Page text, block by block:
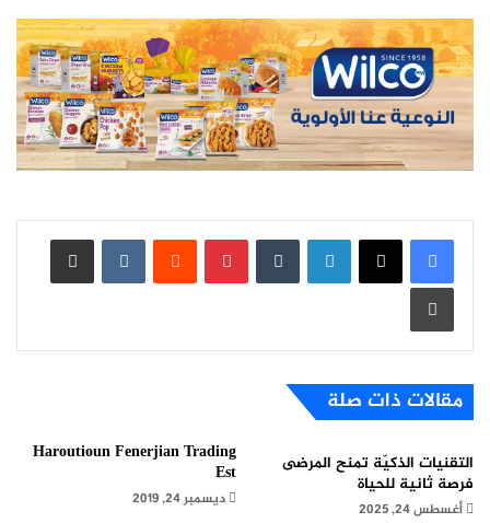
لينكدإن بينتيريست
مشاركة عبر البريد
طباعة
مقالات ذات صلة
التقنيات الذكيّة تمنح المرضى
فرصة ثانية للحياة
أغسطس 24, 2025
Haroutioun Fenerjian Trading
Est
ديسمبر 24, 2019